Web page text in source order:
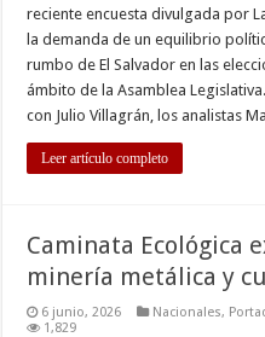
reciente encuesta divulgada por
la demanda de un equilibrio
rumbo de El Salvador en las
ámbito de la Asamblea
con Julio Villagrán, los analistas
Leer artículo completo
Caminata Ecológica
minería metálica y
6 junio, 2026 Nacionales,
1,829